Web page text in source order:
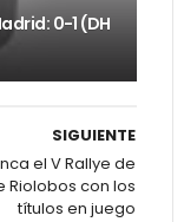
0-1 (DH
SIGUIENTE
el V Rallye de
Riolobos con los
títulos en juego